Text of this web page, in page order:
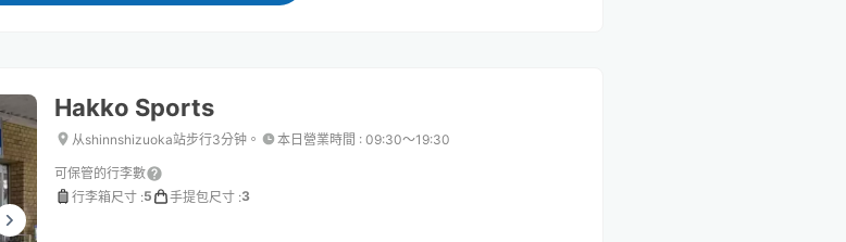
Hakko Sports
从shinnshizuoka站步行3分钟。 本日營業時間 : 09:30〜19:30
可保管的行李數
行李箱尺寸 :5 手提包尺寸 :3